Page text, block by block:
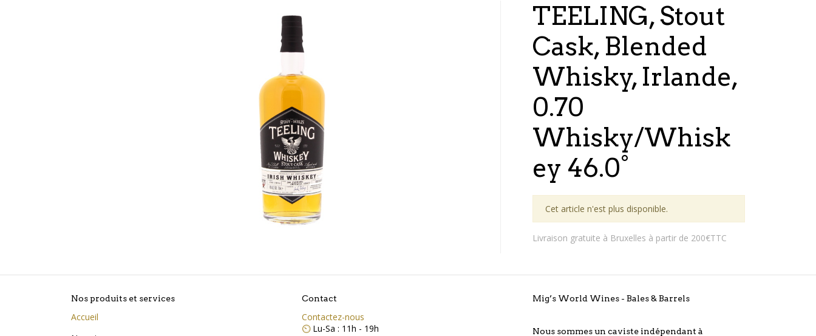
TEELING, Stout
Cask, Blended
Whisky, Irlande,
0.70
Whisky/Whisk
ey 46.0°
Cet article n'est plus disponible.
Livraison gratuite à Bruxelles à partir de 200€TTC
Nos produits et services
Accueil
Contact
Contactez-nous
⏲️ Lu-Sa : 11h - 19h
Mig’s World Wines - Bales & Barrels
Nous sommes un caviste indépendant à